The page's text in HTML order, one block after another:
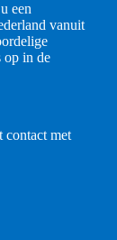
een
vanuit
op in de
contact met